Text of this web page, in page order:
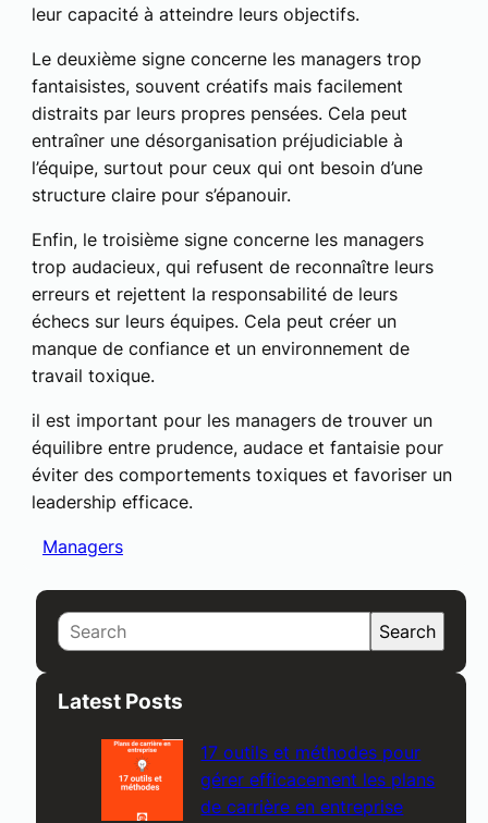
leur capacité à atteindre leurs objectifs.
Le deuxième signe concerne les managers trop
fantaisistes, souvent créatifs mais facilement
distraits par leurs propres pensées. Cela peut
entraîner une désorganisation préjudiciable à
l’équipe, surtout pour ceux qui ont besoin d’une
structure claire pour s’épanouir.
Enfin, le troisième signe concerne les managers
trop audacieux, qui refusent de reconnaître leurs
erreurs et rejettent la responsabilité de leurs
échecs sur leurs équipes. Cela peut créer un
manque de confiance et un environnement de
travail toxique.
il est important pour les managers de trouver un
équilibre entre prudence, audace et fantaisie pour
éviter des comportements toxiques et favoriser un
leadership efficace.
Managers
S
e
r
Search
Latest Posts
17 outils et méthodes pour
gérer efficacement les plans
de carrière en entreprise